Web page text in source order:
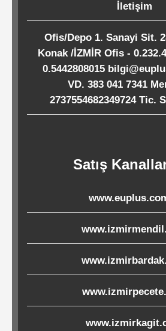
Köpük
Kaseler
/
Tabaklar
Endüstri
Melamin
Ürünler
Porselen-
Seramik
Cam
İletişim
Ofis/Depo 1. Sanayi Sit.
Konak /İZMİR Ofis -
0.5442808015
VD. 383 041 7341
2737554682349724 Tic.
Satış